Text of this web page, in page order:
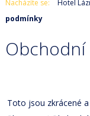
Nacházíte se: Hotel
podmínky
Toto jsou zkrácené